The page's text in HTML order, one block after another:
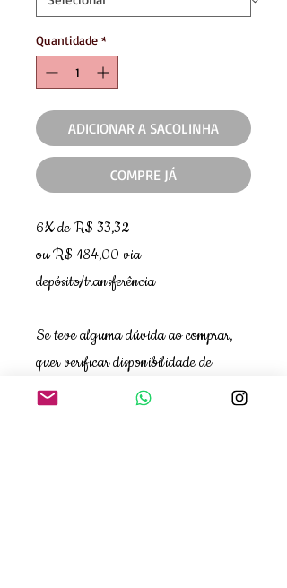
Quantidade *
ADICIONAR A SACOLINHA
COMPRE JÁ
6X de R$ 33,32
ou R$ 184,00 via
depósito/transferência
Se teve alguma dúvida ao comprar,
quer verificar disponibilidade de
tamanho ou cor, entre em contato com